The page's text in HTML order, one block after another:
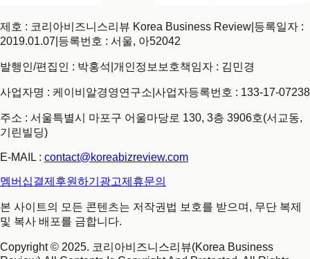
제호 : 코리아비즈니스리뷰 Korea Business Review 등록일자 :
2019.01.07 등록번호 : 서울, 아52042
발행인/편집인 : 박홍석 개인정보보호책임자 : 김민경
사업자명 : 케이비알경영연구소 사업자등록번호 : 133-17-07238
주소 : 서울특별시 마포구 어울마당로 130, 3층 3906호(서교동,
기린빌딩)
E-MAIL : contact@koreabizreview.com
멤버십결제 후원하기 광고제휴문의
본 사이트의 모든 콘텐츠는 저작권법 보호를 받으며, 무단 복제
및 복사 배포를 금합니다.
Copyright © 2025. 코리아비즈니스리뷰(Korea Business